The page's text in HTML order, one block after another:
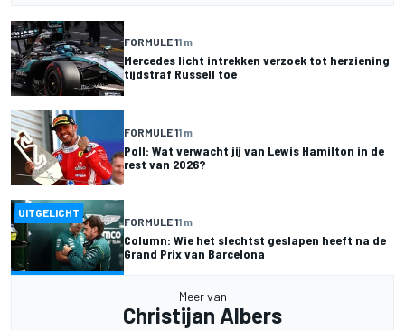
FORMULE 11 m
Mercedes licht intrekken verzoek tot herziening
tijdstraf Russell toe
FORMULE 11 m
Poll: Wat verwacht jij van Lewis Hamilton in de
rest van 2026?
UITGELICHT
FORMULE 11 m
Column: Wie het slechtst geslapen heeft na de
Grand Prix van Barcelona
Meer van
Christijan Albers